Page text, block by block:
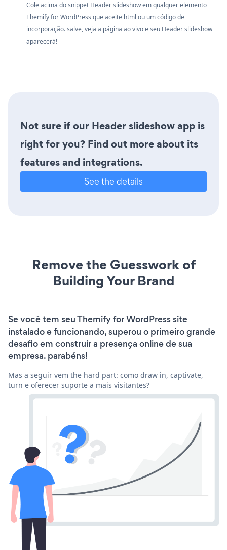
Cole acima do snippet Header slideshow em qualquer elemento
Themify for WordPress que aceite html ou um código de
incorporação. salve, veja a página ao vivo e seu Header slideshow
aparecerá!
Not sure if our Header slideshow app is
right for you? Find out more about its
features and integrations.
See the details
Remove the Guesswork of
Building Your Brand
Se você tem seu Themify for WordPress site
instalado e funcionando, superou o primeiro grande
desafio em construir a presença online de sua
empresa. parabéns!
Mas a seguir vem the hard part: como draw in, captivate,
turn e oferecer suporte a mais visitantes?